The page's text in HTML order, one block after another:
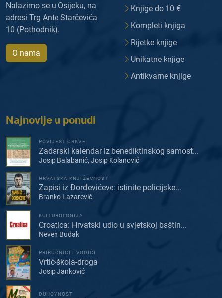
Nalazimo se u Osijeku, na
adresi Trg Ante Starčevića
10 (Pothodnik).
O nama
Knjige do 10 €
Kompleti knjiga
Rijetke knjige
Unikatne knjige
Antikvarne knjige
Najnovije u ponudi
POVIJEST CRKVE
Zadarski kalendar iz benediktinskog samost...
Josip Balabanić, Josip Kolanović
HRVATSKA KNJIŽEVNOST
Zapisi iz Đorđevićeve: istinite policijske...
Branko Lazarević
KULTUROLOGIJA
Croatica: Hrvatski udio u svjetskoj baštin...
Neven Budak
PRIRUČNICI I VODIČI
Vrtić-škola-droga
Josip Janković
DUHOVNOST